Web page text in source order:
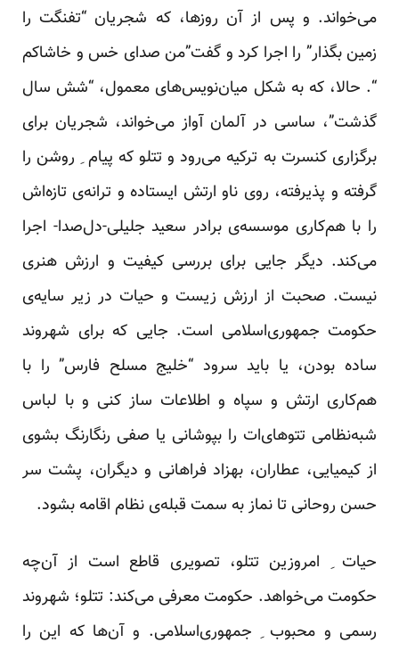
می‌خواند. و پس از آن روزها، که شجریان “تفنگت را
زمین بگذار” را اجرا کرد و گفت”من صدای خس و خاشاکم
“. حالا، که به شکل میان‌نویس‌های معمول، “شش سال
گذشت”، ساسی در آلمان آواز می‌خواند، شجریان برای
برگزاری کنسرت به ترکیه می‌رود و تتلو که پیام ِ روشن را
گرفته و پذیرفته، روی ناو ارتش ایستاده و ترانه‌ی تازه‌اش
را با هم‌کاری موسسه‌ی برادر سعید جلیلی-دل‌صدا- اجرا
می‌کند. دیگر جایی برای بررسی کیفیت و ارزش هنری
نیست. صحبت از ارزش زیست و حیات در زیر سایه‌ی
حکومت جمهوری‌اسلامی است. جایی که برای شهروند
ساده بودن، یا باید سرود “خلیج مسلح فارس” را با
هم‌کاری ارتش و سپاه و اطلاعات ساز کنی و با لباس
شبه‌نظامی تتوهای‌ات را بپوشانی یا صفی رنگارنگ بشوی
از کیمیایی، عطاران، بهزاد فراهانی و دیگران، پشت سر
حسن روحانی تا نماز به سمت قبله‌ی نظام اقامه بشود.
حیات ِ امروزین تتلو، تصویری قاطع است از آن‌چه
حکومت می‌خواهد. حکومت معرفی می‌کند: تتلو؛ شهروند
رسمی و محبوب ِ جمهوری‌اسلامی. و آن‌ها که این را